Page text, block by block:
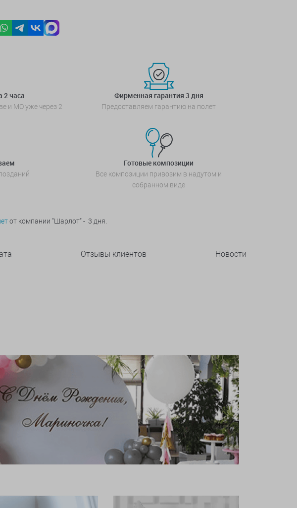
2 часа
и МО уже через 2
Фирменная гарантия 3 дня
Предоставляем гарантию на полет
Готовые композиции
Все композиции привозим в надутом и
собранном виде
от компании "Шарлот" - 3 дня.
Отзывы клиентов Новости